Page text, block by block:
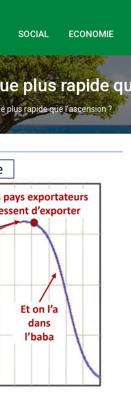
SOCIAL ECONOMIE
plus rapide
plus rapide que l’ascension ?